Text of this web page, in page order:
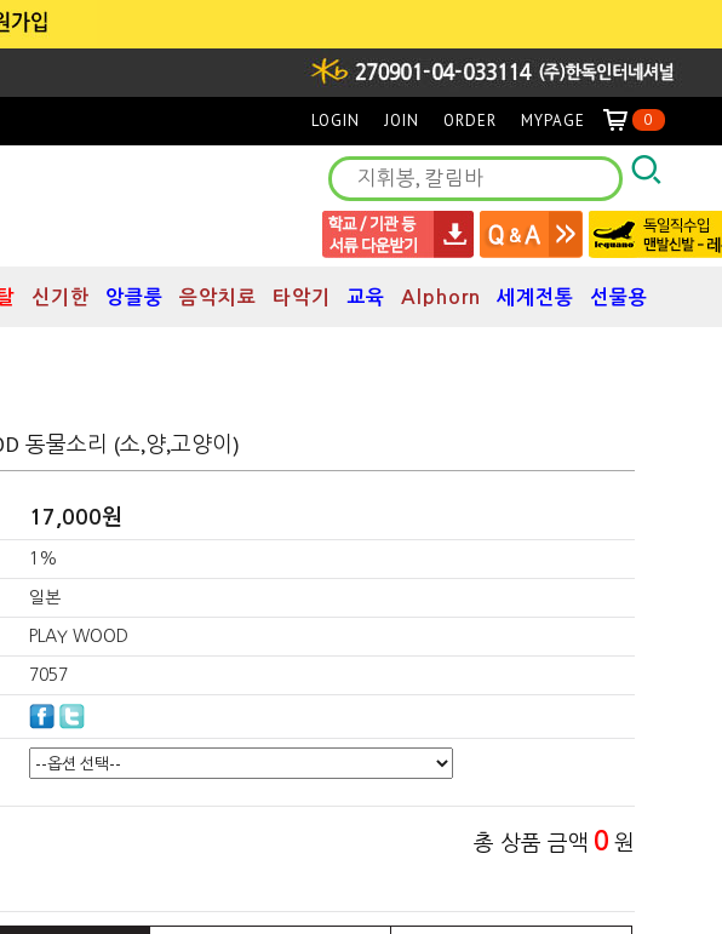
LOGIN JOIN ORDER MYPAGE 0
신기한 앙클룽 음악치료 타악기 교육 Alphorn 세계전통 선물용
동물소리 (소,양,고양이)
17,000원
1%
일본
PLAY WOOD
7057
총 상품 금액 0 원